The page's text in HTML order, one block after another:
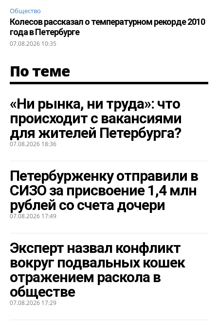
Общество
Колесов рассказал о температурном рекорде 2010
года в Петербурге
07.08.2026 10:35
По теме
«Ни рынка, ни труда»: что
происходит с вакансиями
для жителей Петербурга?
07.08.2026 18:36
Петербурженку отправили в
СИЗО за присвоение 1,4 млн
рублей со счета дочери
07.08.2026 17:49
Эксперт назвал конфликт
вокруг подвальных кошек
отражением раскола в
обществе
07.08.2026 17:29